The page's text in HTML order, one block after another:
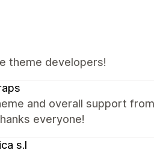
theme developers!
and overall support
everyone!
s.l